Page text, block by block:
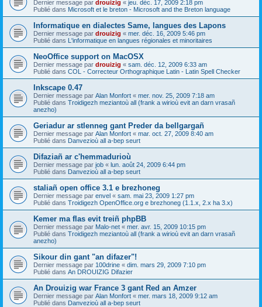
Dernier message par drouizig « jeu. déc. 17, 2009 2:18 pm
Publié dans Microsoft et le breton - Microsoft and the Breton language
Informatique en dialectes Same, langues des Lapons
Dernier message par drouizig « mer. déc. 16, 2009 5:46 pm
Publié dans L'informatique en langues régionales et minoritaires
NeoOffice support on MacOSX
Dernier message par drouizig « sam. déc. 12, 2009 6:33 am
Publié dans COL - Correcteur Orthographique Latin - Latin Spell Checker
Inkscape 0.47
Dernier message par Alan Monfort « mer. nov. 25, 2009 7:18 am
Publié dans Troidigezh meziantoù all (frank a wirioù evit an darn vrasañ
anezho)
Geriadur ar stlenneg gant Preder da bellgargañ
Dernier message par Alan Monfort « mar. oct. 27, 2009 8:40 am
Publié dans Danvezioù all a-bep seurt
Difaziañ ar c'hemmadurioù
Dernier message par job « lun. août 24, 2009 6:44 pm
Publié dans Danvezioù all a-bep seurt
staliañ open office 3.1 e brezhoneg
Dernier message par envel « sam. mai 23, 2009 1:27 pm
Publié dans Troidigezh OpenOffice.org e brezhoneg (1.1.x, 2.x ha 3.x)
Kemer ma flas evit treiñ phpBB
Dernier message par Malo-net « mer. avr. 15, 2009 10:15 pm
Publié dans Troidigezh meziantoù all (frank a wirioù evit an darn vrasañ
anezho)
Sikour din gant "an difazer"!
Dernier message par 100drine « dim. mars 29, 2009 7:10 pm
Publié dans An DROUIZIG Difazier
An Drouizig war France 3 gant Red an Amzer
Dernier message par Alan Monfort « mer. mars 18, 2009 9:12 am
Publié dans Danvezioù all a-bep seurt